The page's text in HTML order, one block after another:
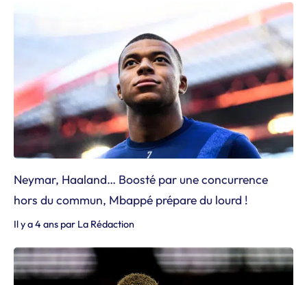
Neymar, Haaland… Boosté par une concurrence
hors du commun, Mbappé prépare du lourd !
Il y a 4 ans par La Rédaction